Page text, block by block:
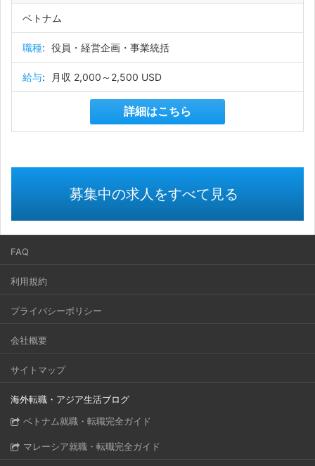
ベトナム
職種: 役員・経営企画・事業統括
給与: 月収 2,000～2,500 USD
詳細はこちら
募集中の求人をすべて見る
FAQ
利用規約
プライバシーポリシー
会社概要
サイトマップ
海外転職・アジア生活ブログ
ベトナム就職・転職完全ガイド
マレーシア就職・転職完全ガイド